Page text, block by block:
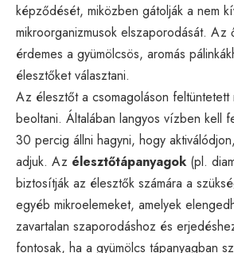
képződését, miközben gátolják a nem
mikroorganizmusok elszaporodását. Az
érdemes a gyümölcsös, aromás
élesztőket választani.
Az élesztőt a csomagoláson feltüntetett
beoltani. Általában langyos vízben kell
30 percig állni hagyni, hogy
adjuk. Az élesztőtápanyagok (pl.
biztosítják az élesztők számára a
egyéb mikroelemeket, amelyek
zavartalan szaporodáshoz és
fontosak, ha a gyümölcs tápanyagban